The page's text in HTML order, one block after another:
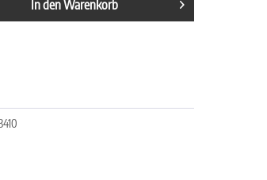
In denWarenkorb